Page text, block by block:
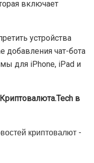
iOS 18.2:
приложенией
и Photos в ЕС в
требованиям. В
App Store при
инициативу в
включает
устройства